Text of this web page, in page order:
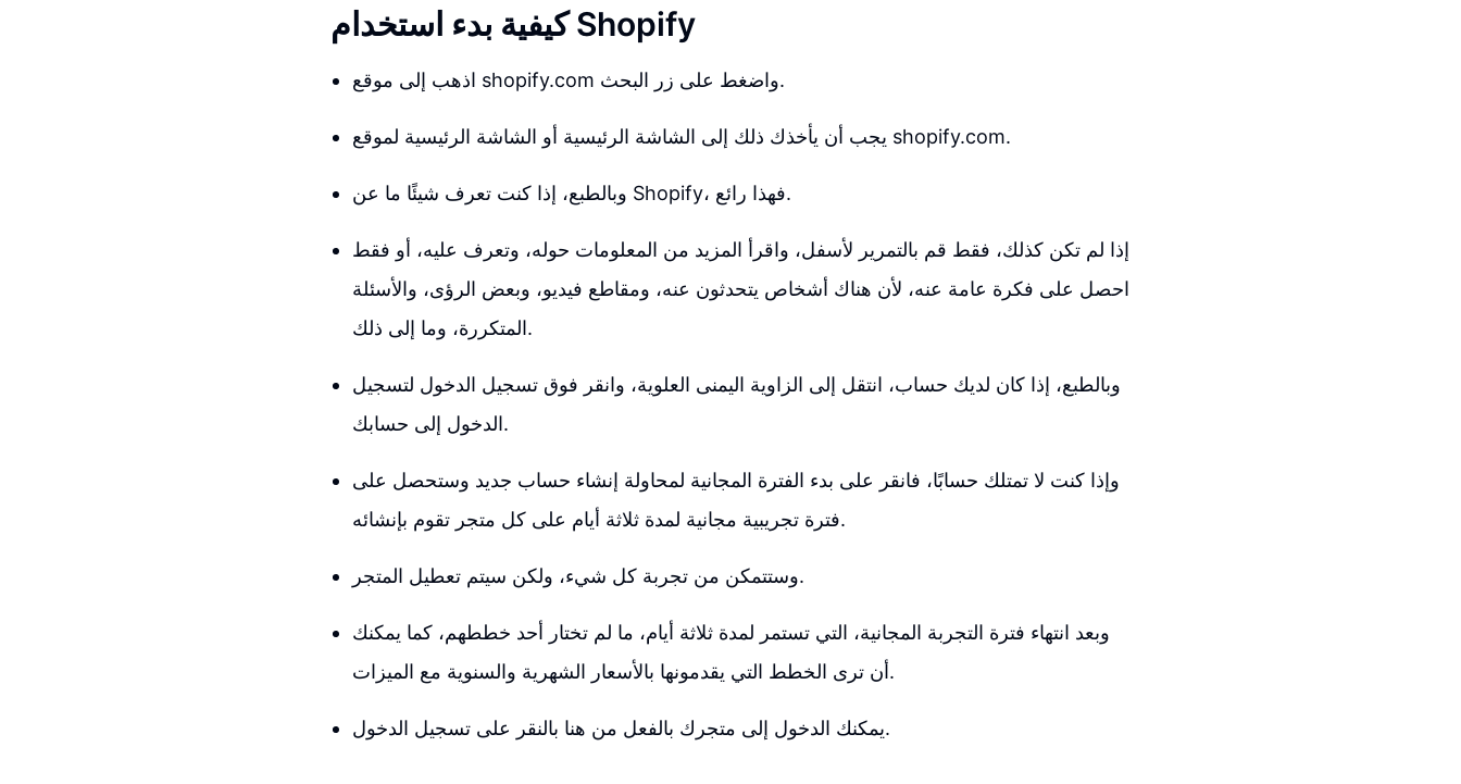
كيفية بدء استخدام Shopify
اذهب إلى موقع shopify.com واضغط على زر البحث.
يجب أن يأخذك ذلك إلى الشاشة الرئيسية أو الشاشة الرئيسية لموقع shopify.com.
وبالطبع، إذا كنت تعرف شيئًا ما عن Shopify، فهذا رائع.
إذا لم تكن كذلك، فقط قم بالتمرير لأسفل، واقرأ المزيد من المعلومات حوله، وتعرف عليه، أو فقط
احصل على فكرة عامة عنه، لأن هناك أشخاص يتحدثون عنه، ومقاطع فيديو، وبعض الرؤى، والأسئلة
المتكررة، وما إلى ذلك.
وبالطبع، إذا كان لديك حساب، انتقل إلى الزاوية اليمنى العلوية، وانقر فوق تسجيل الدخول لتسجيل
الدخول إلى حسابك.
وإذا كنت لا تمتلك حسابًا، فانقر على بدء الفترة المجانية لمحاولة إنشاء حساب جديد وستحصل على
فترة تجريبية مجانية لمدة ثلاثة أيام على كل متجر تقوم بإنشائه.
وستتمكن من تجربة كل شيء، ولكن سيتم تعطيل المتجر.
وبعد انتهاء فترة التجربة المجانية، التي تستمر لمدة ثلاثة أيام، ما لم تختار أحد خططهم، كما يمكنك
أن ترى الخطط التي يقدمونها بالأسعار الشهرية والسنوية مع الميزات.
يمكنك الدخول إلى متجرك بالفعل من هنا بالنقر على تسجيل الدخول.